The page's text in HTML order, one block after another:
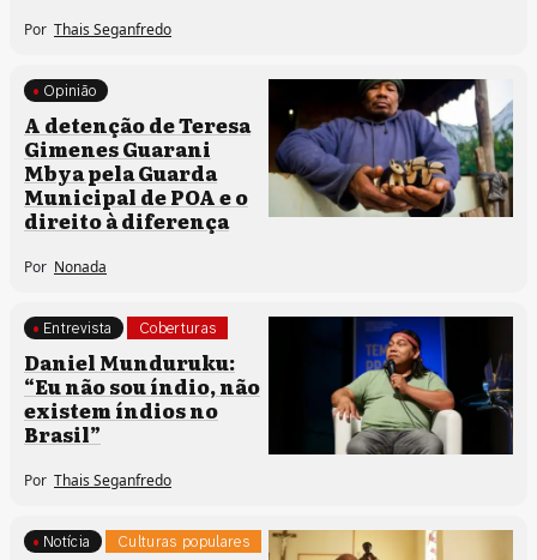
Por Thais Seganfredo
Comunidades tradicionais
Direitos humanos
Opinião
A detenção de Teresa
Gimenes Guarani
Mbya pela Guarda
Municipal de POA e o
direito à diferença
Por Nonada
Coberturas
Comunidades tradicionais
Entrevista
Daniel Munduruku:
“Eu não sou índio, não
existem índios no
Brasil”
Por Thais Seganfredo
Culturas populares
Notícia